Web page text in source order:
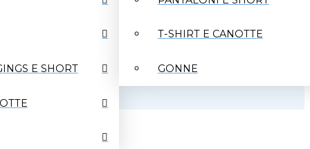
E SHORT
T-SHIRT E CANOTTE
GONNE